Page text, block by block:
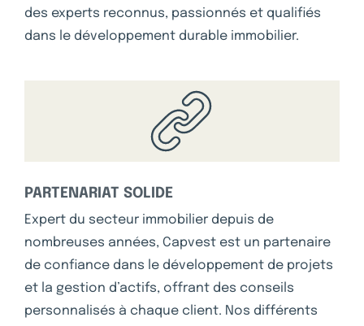
des experts reconnus, passionnés et qualifiés
dans le développement durable immobilier.
PARTENARIAT SOLIDE
Expert du secteur immobilier depuis de
nombreuses années, Capvest est un partenaire
de confiance dans le développement de projets
et la gestion d’actifs, offrant des conseils
personnalisés à chaque client. Nos différents